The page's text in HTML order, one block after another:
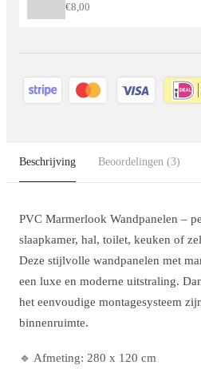
€8,00
Beschrijving Beoordelingen (3)
PVC Marmerlook Wandpanelen –
slaapkamer, hal, toilet, keuken of
Deze stijlvolle wandpanelen met
een luxe en moderne uitstraling.
het eenvoudige montagesysteem
binnenruimte.
🔹 Afmeting: 280 x 120 cm